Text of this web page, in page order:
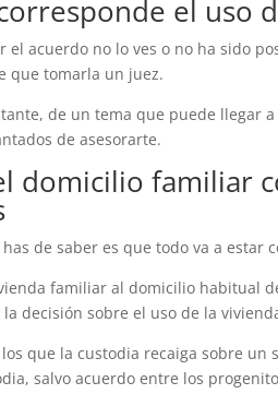
el uso
el acuerdo no lo ves o no ha sido
que tomarla un juez.
de un tema que puede llegar
de asesorarte.
domicilio familiar
de saber es que todo va a
familiar al domicilio habitual
decisión sobre el uso de la
los que la custodia recaiga sobre
salvo acuerdo entre los